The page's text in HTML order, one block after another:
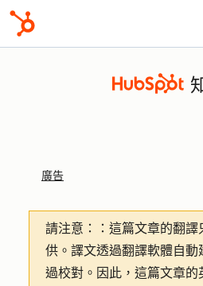
廣告
請注意：
：這篇文章的翻
供。譯文透過翻譯軟體自動
過校對。因此，這篇文章的